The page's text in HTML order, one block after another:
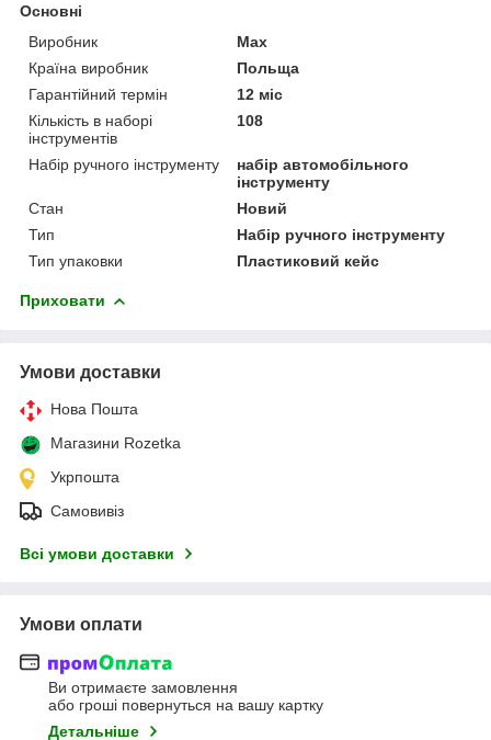
Основні
Виробник
Max
Країна виробник
Польща
Гарантійний термін
12 міс
Кількість в наборі
інструментів
108
Набір ручного інструменту
набір автомобільного
інструменту
Стан
Новий
Тип
Набір ручного інструменту
Тип упаковки
Пластиковий кейс
Приховати
Умови доставки
Нова Пошта
Магазини Rozetka
Укрпошта
Самовивіз
Всі умови доставки
Умови оплати
Ви отримаєте замовлення
або гроші повернуться на вашу картку
Детальніше